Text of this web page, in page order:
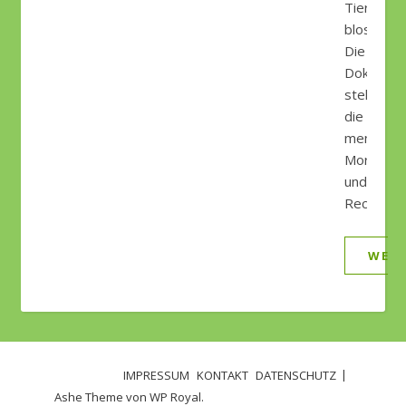
bloss.
Die
stellt
die
Moral
und
Recht…
IMPRESSUM KONTAKT DATENSCHUTZ
Ashe Theme von WP Royal.